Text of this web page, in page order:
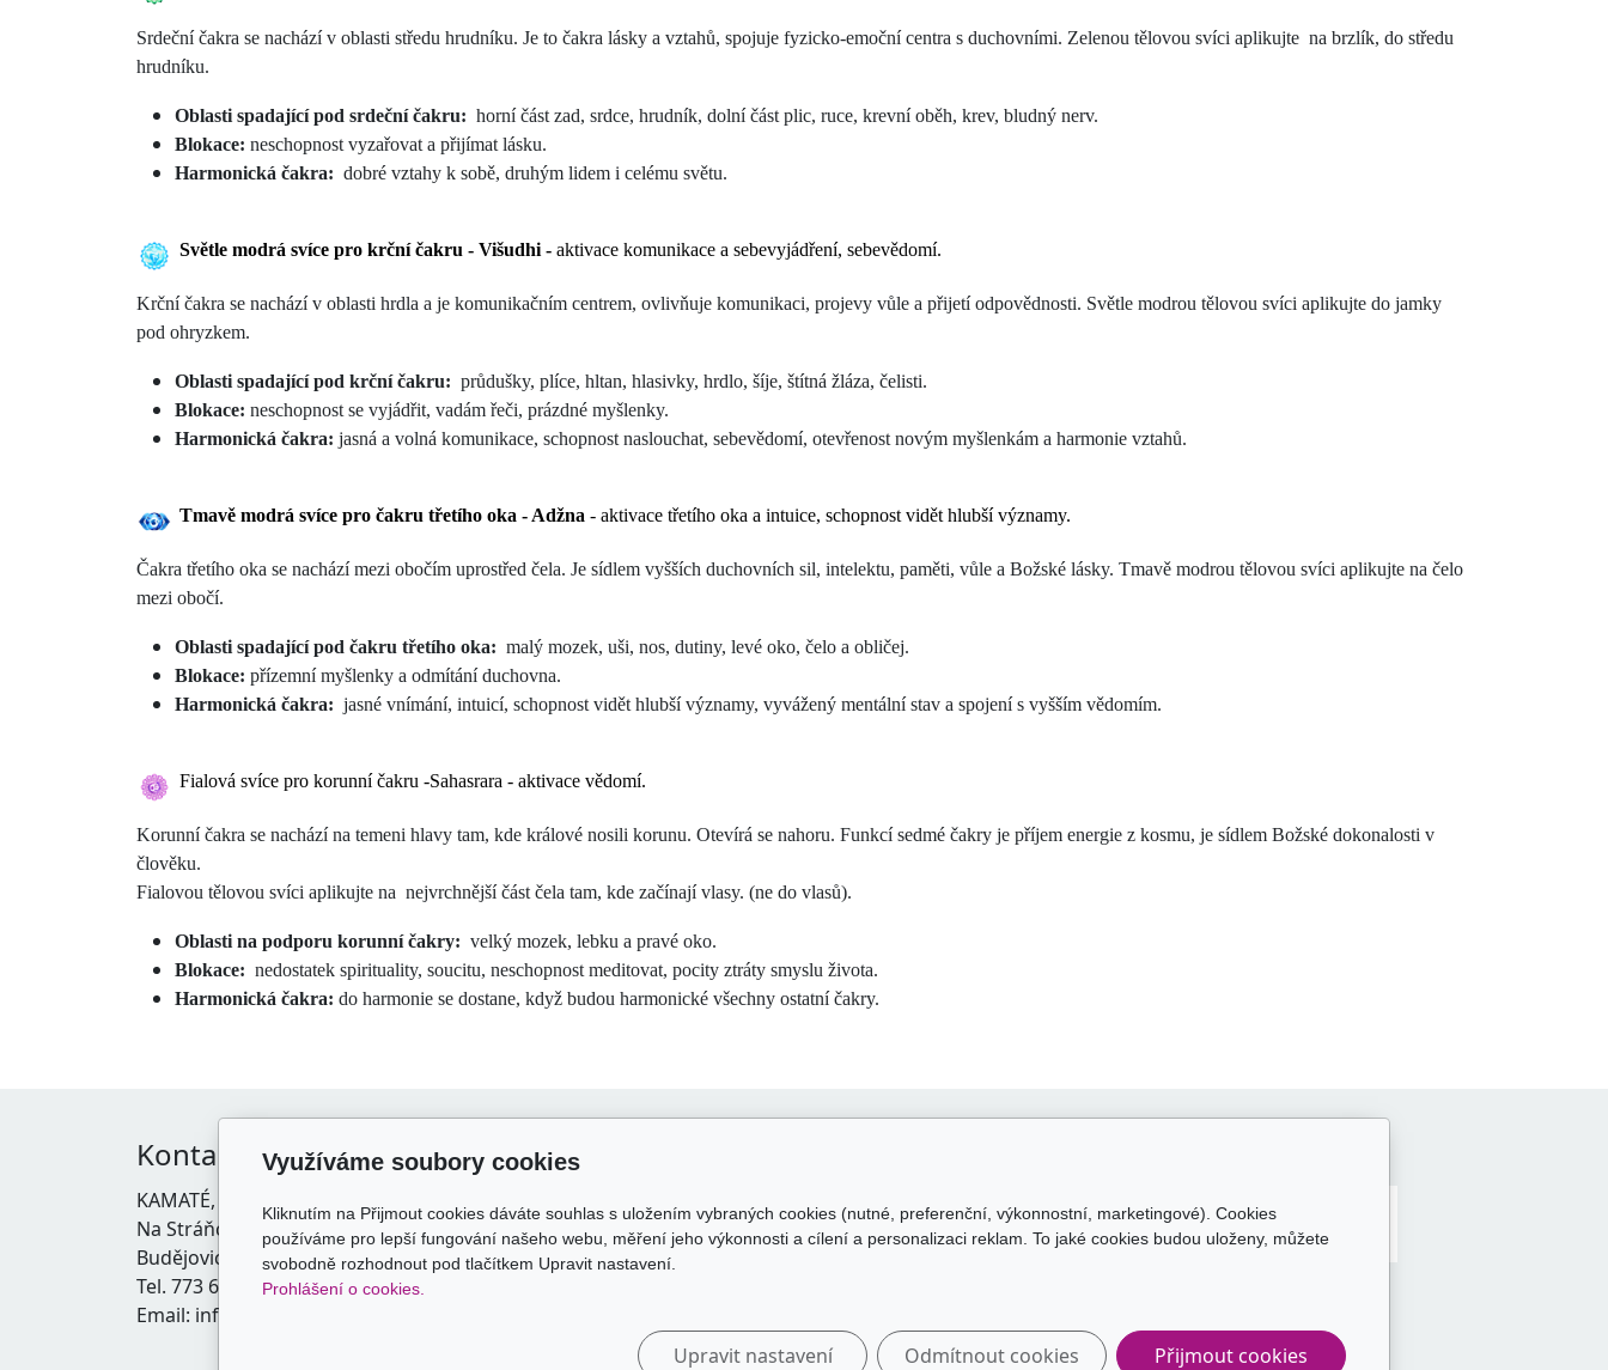
Srdeční čakra se nachází v oblasti středu hrudníku. Je to čakra lásky a vztahů, spojuje fyzicko-emoční centra s duchovními. Zelenou tělovou svíci aplikujte na brzlík, do středu
hrudníku.
Oblasti spadající pod srdeční čakru: horní část zad, srdce, hrudník, dolní část plic, ruce, krevní oběh, krev, bludný nerv.
Blokace: neschopnost vyzařovat a přijímat lásku.
Harmonická čakra: dobré vztahy k sobě, druhým lidem i celému světu.
Světle modrá svíce pro krční čakru - Višudhi - aktivace komunikace a sebevyjádření, sebevědomí.
Krční čakra se nachází v oblasti hrdla a je komunikačním centrem, ovlivňuje komunikaci, projevy vůle a přijetí odpovědnosti. Světle modrou tělovou svíci aplikujte do jamky
pod ohryzkem.
Oblasti spadající pod krční čakru: průdušky, plíce, hltan, hlasivky, hrdlo, šíje, štítná žláza, čelisti.
Blokace: neschopnost se vyjádřit, vadám řeči, prázdné myšlenky.
Harmonická čakra: jasná a volná komunikace, schopnost naslouchat, sebevědomí, otevřenost novým myšlenkám a harmonie vztahů.
Tmavě modrá svíce pro čakru třetího oka - Adžna - aktivace třetího oka a intuice, schopnost vidět hlubší významy.
Čakra třetího oka se nachází mezi obočím uprostřed čela. Je sídlem vyšších duchovních sil, intelektu, paměti, vůle a Božské lásky. Tmavě modrou tělovou svíci aplikujte na čelo
mezi obočí.
Oblasti spadající pod čakru třetího oka: malý mozek, uši, nos, dutiny, levé oko, čelo a obličej.
Blokace: přízemní myšlenky a odmítání duchovna.
Harmonická čakra: jasné vnímání, intuicí, schopnost vidět hlubší významy, vyvážený mentální stav a spojení s vyšším vědomím.
Fialová svíce pro korunní čakru -Sahasrara - aktivace vědomí.
Korunní čakra se nachází na temeni hlavy tam, kde králové nosili korunu. Otevírá se nahoru. Funkcí sedmé čakry je příjem energie z kosmu, je sídlem Božské dokonalosti v
člověku.
Fialovou tělovou svíci aplikujte na nejvrchnější část čela tam, kde začínají vlasy. (ne do vlasů).
Oblasti na podporu korunní čakry: velký mozek, lebku a pravé oko.
Blokace: nedostatek spirituality, soucitu, neschopnost meditovat, pocity ztráty smyslu života.
Harmonická čakra: do harmonie se dostane, když budou harmonické všechny ostatní čakry.
Kontakt
KAMATÉ, s.r.o.
Na Stráňce 1798/23, České
Budějovice 370 05
Tel. 773 669 687
Email: info@kamate.cz
Vše o nákupu
Zásady zpracování osobních údajů
Doprava a platba
skolakamate.online
Využíváme soubory cookies
Kliknutím na Přijmout cookies dáváte souhlas s uložením vybraných cookies (nutné, preferenční, výkonnostní, marketingové). Cookies
používáme pro lepší fungování našeho webu, měření jeho výkonnosti a cílení a personalizaci reklam. To jaké cookies budou uloženy, můžete
svobodně rozhodnout pod tlačítkem Upravit nastavení.
Prohlášení o cookies.
Upravit nastavení Odmítnout cookies Přijmout cookies